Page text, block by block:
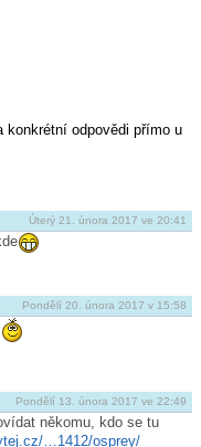
konkrétní odpovědi přímo u
Úterý 21. února 2017 ve 20:41
Pondělí 20. února 2017 v 15:58
Pondělí 13. února 2017 ve 22:49
někomu, kdo se tu
…1412/osprey/